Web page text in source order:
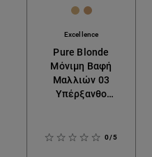
[Color]:
[Color]:
Excellence
Pure Blonde
Μόνιμη Βαφή
Μαλλιών 03
Υπέρξανθο
0/5